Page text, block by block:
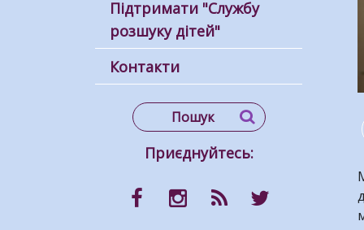
Підтримати "Службу
розшуку дітей"
Контакти
Приєднуйтесь: